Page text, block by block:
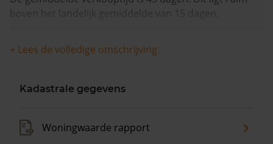
boven het landelijk gemiddelde van 15 dagen.
De gemiddelde huizenprijs is €359.500. De gemiddelde
vraagprijs is €359.500. In de afgelopen 12 maanden is
+ Lees de volledige omschrijving
Kadastrale gegevens
Woningwaarde rapport